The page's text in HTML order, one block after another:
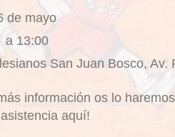
de mayo
a 13:00
San Juan Bosco, Av.
información os lo
aquí!